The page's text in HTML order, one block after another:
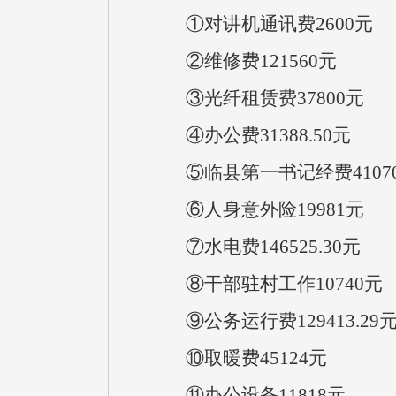
①对讲机通讯费2600元
②维修费121560元
③光纤租赁费37800元
④办公费31388.50元
⑤临县第一书记经费
⑥人身意外险19981元
⑦水电费146525.30元
⑧干部驻村工作10740元
⑨公务运行费129413.29元
⑩取暖费45124元